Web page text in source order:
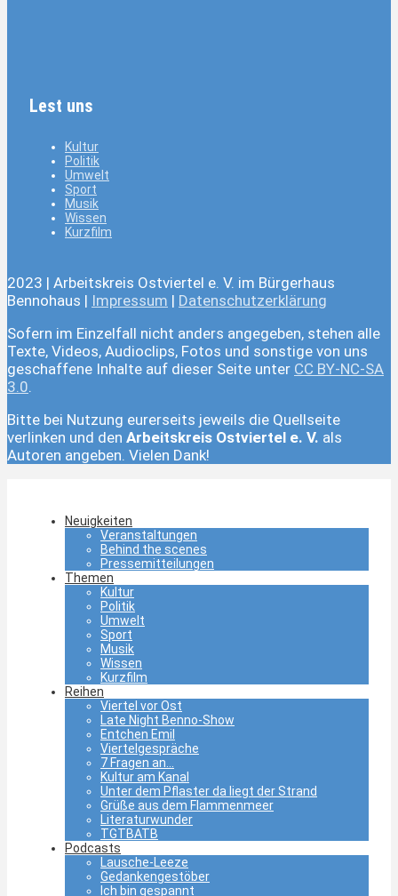
Lest uns
Kultur
Politik
Umwelt
Sport
Musik
Wissen
Kurzfilm
2023 | Arbeitskreis Ostviertel e. V. im Bürgerhaus
Bennohaus | Impressum | Datenschutzerklärung
Sofern im Einzelfall nicht anders angegeben, stehen alle
Texte, Videos, Audioclips, Fotos und sonstige von uns
geschaffene Inhalte auf dieser Seite unter CC BY-NC-SA
3.0.
Bitte bei Nutzung eurerseits jeweils die Quellseite
verlinken und den Arbeitskreis Ostviertel e. V. als
Autoren angeben. Vielen Dank!
Neuigkeiten
Veranstaltungen
Behind the scenes
Pressemitteilungen
Themen
Kultur
Politik
Umwelt
Sport
Musik
Wissen
Kurzfilm
Reihen
Viertel vor Ost
Late Night Benno-Show
Entchen Emil
Viertelgespräche
7 Fragen an…
Kultur am Kanal
Unter dem Pflaster da liegt der Strand
Grüße aus dem Flammenmeer
Literaturwunder
TGTBATB
Podcasts
Lausche-Leeze
Gedankengestöber
Ich bin gespannt